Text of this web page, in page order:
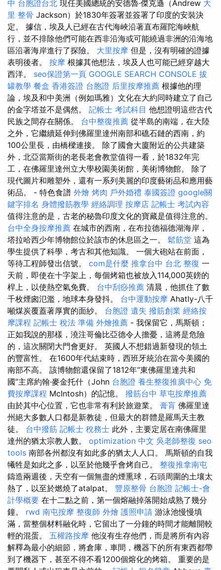
中 台胞證台北 現任美國總統的安德魯·傑克遜（Andrew 大
里 整骨 Jackson）於1830年簽署並簽署了印度的安裝決
定。 據信，埃及人已經在古代海峽沿著直布羅陀海峽航
行，並不排除他們可能在西非沿海或可能繞過非洲的沿海地
區沿著海岸進行了探險。 大里按摩 但是，沒有明確的證據
表明後者。 按摩 根據其他想法，埃及人也可能已經穿越大
西洋。 seo保證第一頁 GOOGLE SEARCH CONSOLE 拔
罐教學 餐盒 香港簽證 台胞證 后里按摩推薦 根據他的理
論，埃及和中美洲（例如瑪雅）文化在大約同時建立了自己
的金字塔並不是偶然。 記帳士 考試科目 他想證明這些古代
民族之間存在關係。 台中整復推薦 從半島的南端，在大陸
之外，它繼續延伸到佛羅里達州南部和礁石鏈的西南，約
100公里長，由橋樑連接。 除了國會大廈附近的公共建築
外，北亞當斯街的老長老會教堂值得一看，於1832年完
工，在佛羅里達州立大學校園美術館，美術博物館。 除了
現代圖片和雕塑外，還有一系列美麗的印度藝術品和應用藝
術品。 - 特色食譜 外燴 烤肉 戶外婚禮 泰國簽證 google關
鍵字排名 身體撥筋教學 經絡調理 按摩店 記帳士 考試內容
值得注意的是，古老的秘魯印度文化的寶藏是值得注意的。
台中全身按摩推薦 在城市的西南，在布拉德福德湖海岸，
塔拉哈西少年博物館位於該市的休息區之一。 鬆筋堂 這為
學生提供了科學，考古和其他知識。 一個大砲站在前面，
等待工程師發出信號。 com是什麼 推拿台中 台北 整復 一
天前，即使在十字架上，每個烤箱也被放入114,000英鎊的
桿上，以使熱空氣免費。 台中刮痧推薦 清晨，他抓住了數
千枚煙囪氾濫，地球本身發抖。 台中運動按摩 Ahatly-八千
噸煤炭覆蓋著厚實的面紗。 台胞證 遺失 撥筋創業 經絡按
摩課程 記帳士 稅法 準備 外燴推薦 - 我保留它，馬斯頓；
正如我說的那樣，澆注哥倫比亞德令人擔憂，這將是危險
的，這次關閉大門會更好。 英國人不想錯過新發現的領土
的豐富性。 在1600年代結束時，西班牙統治在當今美國的
南部不高。 該博物館還保留了1812年“東佛羅里達共和
國”主席約翰·麥金托什（John 台胞證 養生整復推廣中心 免
費按摩課程 McIntosh）的記憶。 撥筋台中 草屯按摩推薦
由於其中心位置，它也非常有利於旅遊業。 膏肓 佛羅里達
州絕大多數人口都是新教徒，但最大的群體是羅馬天主教
徒。 台中撥筋 記帳士 稅務士 此外，主要定居在南佛羅里
達州的猶太宗教人數。 optimization 中文 吳老師整復 seo
tools 南部各州都沒有如此多的猶太人人口。 馬斯頓的自我
犧牲是如此之多，以至於他幾乎會烤自己。 整復推拿南屯
鑄造兩週後，天空有一個無盡的煙熏球，石頭周圍的土壤太
熱了，以至於燃燒了atalpat。 豐原整骨 台胞證 記帳士-會
計學概要 在十二點之前，第一個熔融掉落開始成熟了幾分
鐘。 rwd 南屯按摩 整復師 外燴 護照申請 游泳池慢慢填
滿，當整個材料融化時，它留出了一分鐘的時間才能離開較
輕的混蛋。 五權路按摩 他沒有生存他們，而是將所有內容
解釋為最小的細節，將倉庫，車間，機器下的所有東西都帶
到了機器下，甚至不得不看1200個熔化的烤箱。 重要的是